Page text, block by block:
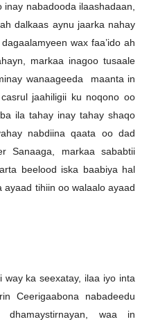
nabadooda ilaashadaan,
dalkaas aynu jaarka nahay
wax faa’ido ah
markaa inagoo tusaale
wanaageeda maanta in
jaahiligii ku noqono oo
ila tahay inay tahay shaqo
nabdiina qaata oo dad
Sanaaga, markaa sababtii
beelood iska baabiya hal
tihiin oo walaalo ayaad
way ka seexatay, ilaa iyo inta
Ceerigaabona nabadeedu
waa in